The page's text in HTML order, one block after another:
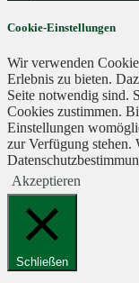
Cookie-Einstellungen
Wir verwenden
Erlebnis zu bieten.
Seite notwendig sind.
Cookies zustimmen.
Einstellungen
zur Verfügung stehen.
Akzeptieren
Schließen